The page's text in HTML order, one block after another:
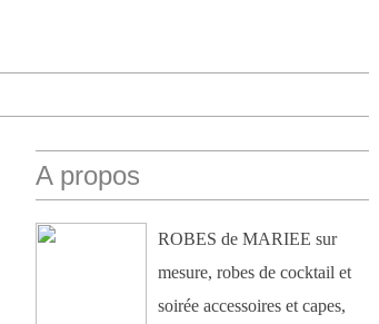
A propos
ROBES de MARIEE sur
mesure, robes de cocktail et
soirée accessoires et capes,